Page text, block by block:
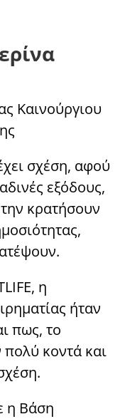
Καινούργιου
σχέση, αφού
εξόδους,
κρατήσουν
η
ήταν
πως, το
πολύ κοντά και
η Βάση